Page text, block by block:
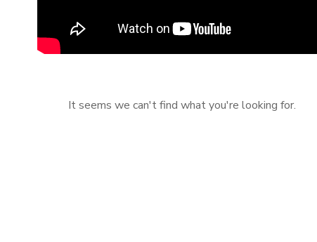
It seems we can't find what you're looking for.